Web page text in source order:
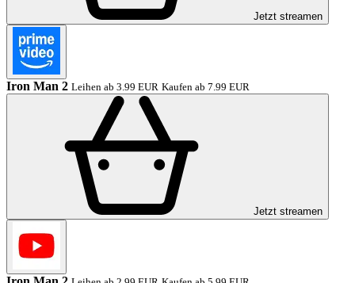
Jetzt streamen
Iron Man 2 Leihen ab 3.99 EUR Kaufen ab 7.99 EUR
Jetzt streamen